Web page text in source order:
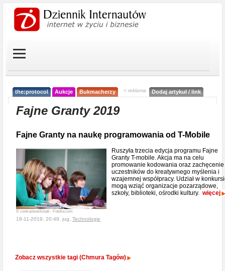
the:protocol Aukcje Bukmacherzy < reklama Dodaj artykuł / link
Fajne Granty 2019
Fajne Granty na naukę programowania od T-Mobile
© contrastwerkstatt - Fotolia.com
Ruszyła trzecia edycja programu Fajne
Granty T-mobile. Akcja ma na celu
promowanie kodowania oraz zachęcenie
uczestników do kreatywnego myślenia i
wzajemnej współpracy. Udział w
mogą wziąć organizacje pozarządowe,
szkoły, biblioteki, ośrodki kultury. więcej
18-11-2019, 20:49, jug, Technologie
Zobacz wszystkie tagi (Chmura Tagów)